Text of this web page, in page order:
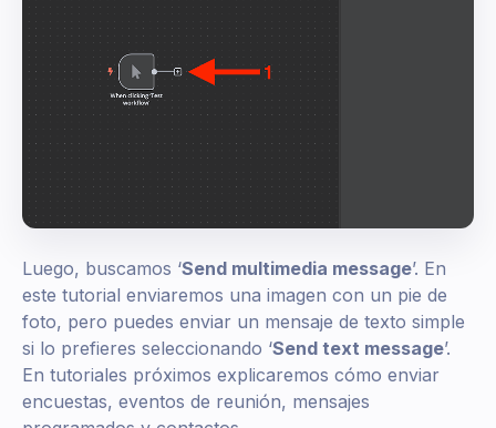
Luego, buscamos ‘Send multimedia message’. En
este tutorial enviaremos una imagen con un pie de
foto, pero puedes enviar un mensaje de texto simple
si lo prefieres seleccionando ‘Send text message’.
En tutoriales próximos explicaremos cómo enviar
encuestas, eventos de reunión, mensajes